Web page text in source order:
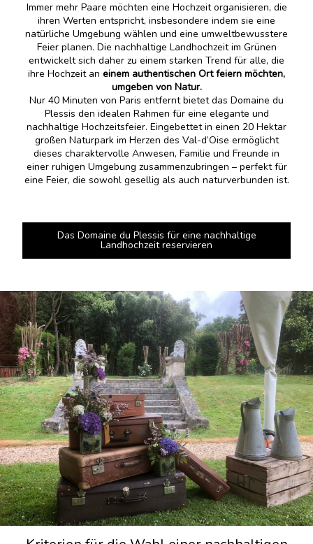
Immer mehr Paare möchten eine Hochzeit organisieren, die
ihren Werten entspricht, insbesondere indem sie eine
natürliche Umgebung wählen und eine umweltbewusstere
Feier planen. Die nachhaltige Landhochzeit im Grünen
entwickelt sich daher zu einem starken Trend für alle, die
ihre Hochzeit an einem authentischen Ort feiern möchten,
umgeben von Natur.
Nur 40 Minuten von Paris entfernt bietet das Domaine du
Plessis den idealen Rahmen für eine elegante und
nachhaltige Hochzeitsfeier. Eingebettet in einen 20 Hektar
großen Naturpark im Herzen des Val-d’Oise ermöglicht
dieses charaktervolle Anwesen, Familie und Freunde in
einer ruhigen Umgebung zusammenzubringen – perfekt für
eine Feier, die sowohl gesellig als auch naturverbunden ist.
Das Domaine du Plessis für eine nachhaltige
Landhochzeit reservieren